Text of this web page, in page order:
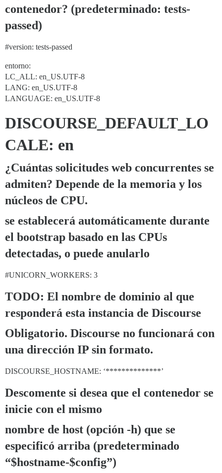
contenedor? (predeterminado: tests-
passed)
#version: tests-passed
entorno:
LC_ALL: en_US.UTF-8
LANG: en_US.UTF-8
LANGUAGE: en_US.UTF-8
DISCOURSE_DEFAULT_LO
CALE: en
¿Cuántas solicitudes web concurrentes se
admiten? Depende de la memoria y los
núcleos de CPU.
se establecerá automáticamente durante
el bootstrap basado en las CPUs
detectadas, o puede anularlo
#UNICORN_WORKERS: 3
TODO: El nombre de dominio al que
responderá esta instancia de Discourse
Obligatorio. Discourse no funcionará con
una dirección IP sin formato.
DISCOURSE_HOSTNAME: ‘**************’
Descomente si desea que el contenedor se
inicie con el mismo
nombre de host (opción -h) que se
especificó arriba (predeterminado
“$hostname-$config”)